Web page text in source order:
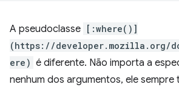
A pseudoclasse
[:where()]
(https://developer.mozilla.org/
ere) é diferente. Não importa a
nenhum dos argumentos, ele sempre